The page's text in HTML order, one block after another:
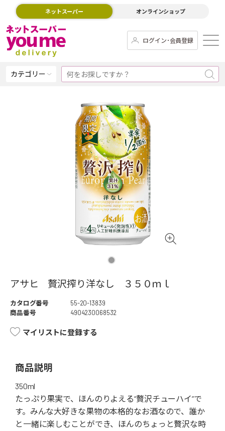
ネットスーパー オンラインショップ
ログイン･会員登録
カテゴリー
アサヒ 贅沢搾り洋なし ３５０ｍｌ
カタログ番号
55-20-13839
商品番号
4904230068532
マイリストに登録する
商品説明
350ml
たっぷり果実で、ほんのりよえる“贅沢チューハイ”で
す。みんな大好きな果物の本格的なお酒なので、誰か
と一緒に楽しむことができ、ほんのちょっと贅沢な時